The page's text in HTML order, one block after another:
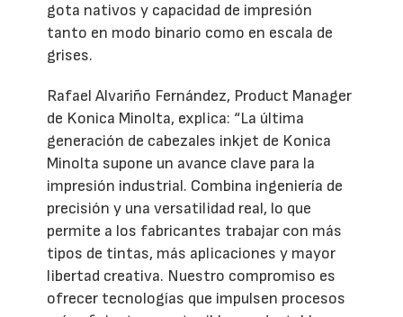
gota nativos y capacidad de impresión
tanto en modo binario como en escala de
grises.
Rafael Alvariño Fernández, Product Manager
de Konica Minolta, explica: “La última
generación de cabezales inkjet de Konica
Minolta supone un avance clave para la
impresión industrial. Combina ingeniería de
precisión y una versatilidad real, lo que
permite a los fabricantes trabajar con más
tipos de tintas, más aplicaciones y mayor
libertad creativa. Nuestro compromiso es
ofrecer tecnologías que impulsen procesos